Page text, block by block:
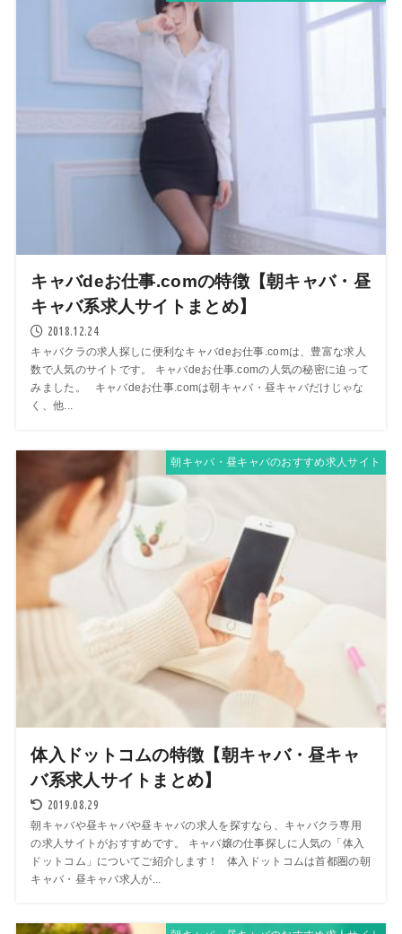
キャバdeお仕事.comの特徴【朝キャバ・昼
キャバ系求人サイトまとめ】
2018.12.24
キャバクラの求人探しに便利なキャバdeお仕事.comは、豊富な求人
数で人気のサイトです。 キャバdeお仕事.comの人気の秘密に迫って
みました。 キャバdeお仕事.comは朝キャバ・昼キャバだけじゃな
く、他...
朝キャバ・昼キャバのおすすめ求人サイト
体入ドットコムの特徴【朝キャバ・昼キャ
バ系求人サイトまとめ】
2019.08.29
朝キャバや昼キャバや昼キャバの求人を探すなら、キャバクラ専用
の求人サイトがおすすめです。 キャバ嬢の仕事探しに人気の「体入
ドットコム」についてご紹介します！ 体入ドットコムは首都圏の朝
キャバ・昼キャバ求人が...